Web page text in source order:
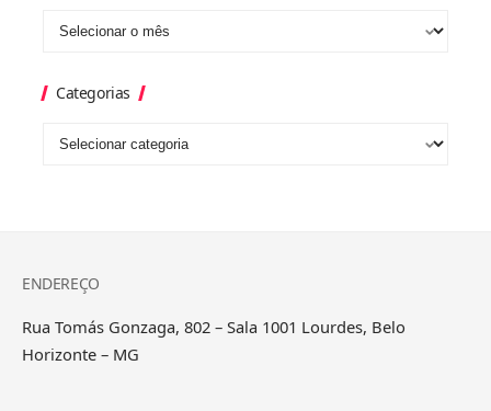
Categorias
ENDEREÇO
Rua Tomás Gonzaga, 802 – Sala 1001 Lourdes, Belo
Horizonte – MG